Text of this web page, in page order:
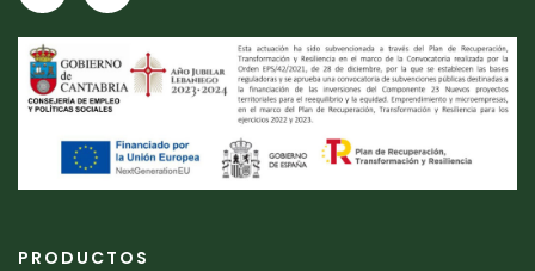
PRODUCTOS